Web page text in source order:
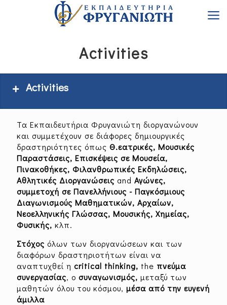
Activities
Programmes of Study Activities
Informatics Conferences Excursions
Participations -
Competitions
Workshops
School Festivals Sports
Activities
Τα Εκπαιδευτήρια Φρυγανιώτη διοργανώνουν
και συμμετέχουν σε διάφορες δημιουργικές
δραστηριότητες όπως Θ.εατρικές, Μουσικές
Παραστάσεις, Επισκέψεις σε Μουσεία,
Πινακοθήκες, Φιλανθρωπικές Εκδηλώσεις,
Αθλητικές Διοργανώσεις and Αγώνες,
συμμετοχή σε Πανελλήνιους - Παγκόσμιους
Διαγωνισμούς Μαθηματικών, Αρχαίων,
Νεοελληνικής Γλώσσας, Μουσικής, Χημείας,
Φυσικής, κλπ.
Στόχος όλων των διοργανώσεων και των
διαφόρων δραστηριοτήτων είναι να
αναπτυχθεί η critical thinking, the πνεύμα
συνεργασίας, ο συναγωνισμός, μεταξύ των
μαθητών όλου του κόσμου, μέσα από την ευγενή
άμιλλα